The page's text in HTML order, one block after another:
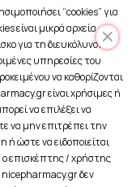
“cookies” για
είναι μικρά αρχεία
για τη διευκόλυνση
υπηρεσίες του
να καθορίζονται
είναι χρήσιμες ή
να επιλέξει να
να μην επιτρέπει την
ώστε να ειδοποιείται
επισκέπτης / χρήστης
nicepharmacy.gr δεν